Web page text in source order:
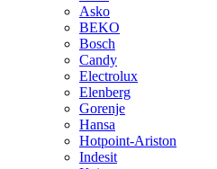
Asko
BEKO
Bosch
Candy
Electrolux
Elenberg
Gorenje
Hansa
Hotpoint-Ariston
Indesit